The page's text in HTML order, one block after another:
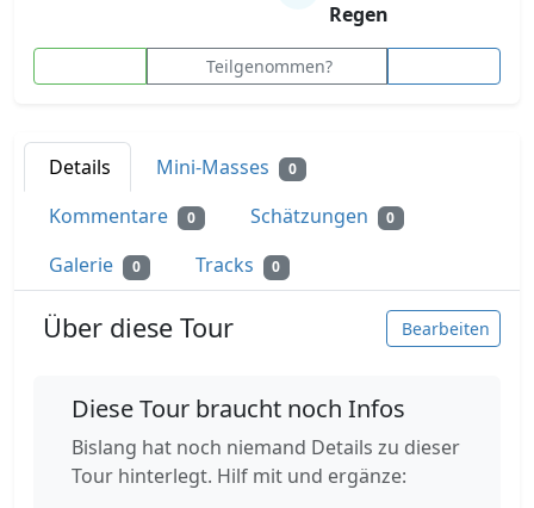
Regen
Teilgenommen?
Details Mini-Masses 0
Kommentare 0 Schätzungen 0
Galerie 0 Tracks 0
Über diese Tour Bearbeiten
Diese Tour braucht noch Infos
Bislang hat noch niemand Details zu dieser
Tour hinterlegt. Hilf mit und ergänze: